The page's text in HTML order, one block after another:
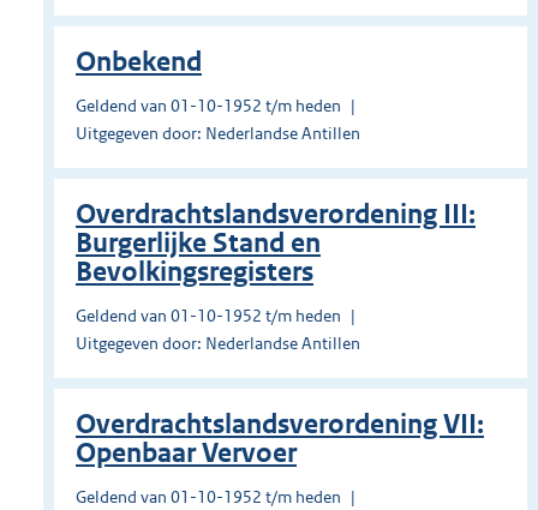
Onbekend
Geldend van 01-10-1952 t/m heden
Uitgegeven door: Nederlandse Antillen
Overdrachtslandsverordening III:
Burgerlijke Stand en
Bevolkingsregisters
Geldend van 01-10-1952 t/m heden
Uitgegeven door: Nederlandse Antillen
Overdrachtslandsverordening VII:
Openbaar Vervoer
Geldend van 01-10-1952 t/m heden